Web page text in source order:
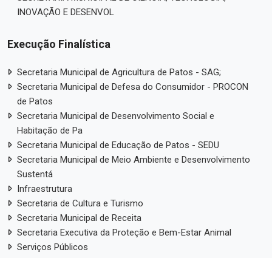
INOVAÇÃO E DESENVOL
Execução Finalística
Secretaria Municipal de Agricultura de Patos - SAG;
Secretaria Municipal de Defesa do Consumidor - PROCON
de Patos
Secretaria Municipal de Desenvolvimento Social e
Habitação de Pa
Secretaria Municipal de Educação de Patos - SEDU
Secretaria Municipal de Meio Ambiente e Desenvolvimento
Sustentá
Infraestrutura
Secretaria de Cultura e Turismo
Secretaria Municipal de Receita
Secretaria Executiva da Proteção e Bem-Estar Animal
Serviços Públicos